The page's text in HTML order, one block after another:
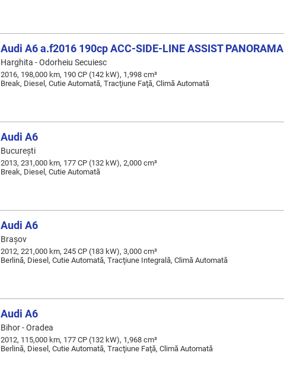
Audi A6 a.f2016 190cp ACC-SIDE-LINE ASSIST PANORAMA
Harghita - Odorheiu Secuiesc
2016, 198,000 km, 190 CP (142 kW), 1,998 cm³
Break, Diesel, Cutie Automată, Tracţiune Faţă, Climă Automată
Audi A6
Bucureşti
2013, 231,000 km, 177 CP (132 kW), 2,000 cm³
Break, Diesel, Cutie Automată
Audi A6
Braşov
2012, 221,000 km, 245 CP (183 kW), 3,000 cm³
Berlină, Diesel, Cutie Automată, Tracţiune Integrală, Climă Automată
Audi A6
Bihor - Oradea
2012, 115,000 km, 177 CP (132 kW), 1,968 cm³
Berlină, Diesel, Cutie Automată, Tracţiune Faţă, Climă Automată